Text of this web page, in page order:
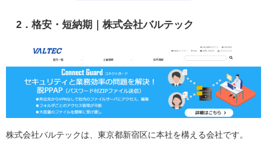
2．格安・短納期｜株式会社バルテック
株式会社バルテックは、東京都新宿区に本社を構える会社です。